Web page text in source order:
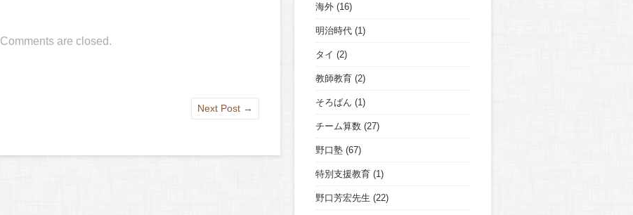
Comments are closed.
Next Post →
海外 (16)
明治時代 (1)
タイ (2)
教師教育 (2)
そろばん (1)
チーム算数 (27)
野口塾 (67)
特別支援教育 (1)
野口芳宏先生 (22)